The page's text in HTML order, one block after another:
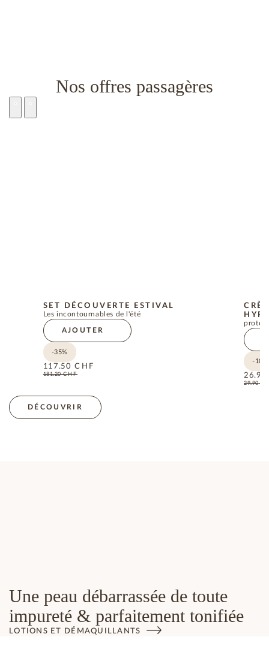
Nos offres passagères
SET DÉCOUVERTE ESTIVAL
Les incontournables de l'été
AJOUTER
-35%
117.50 CHF
181.20CHF
-10%
26.90
29.90
DÉCOUVRIR
Une peau débarrassée de toute
impureté & parfaitement tonifiée
LOTIONS ET DÉMAQUILLANTS